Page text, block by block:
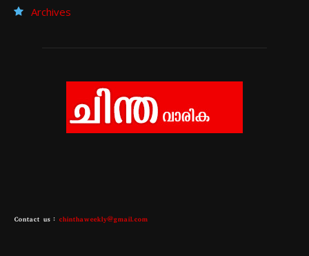
Archives
Contact us : chinthaweekly@gmail.com